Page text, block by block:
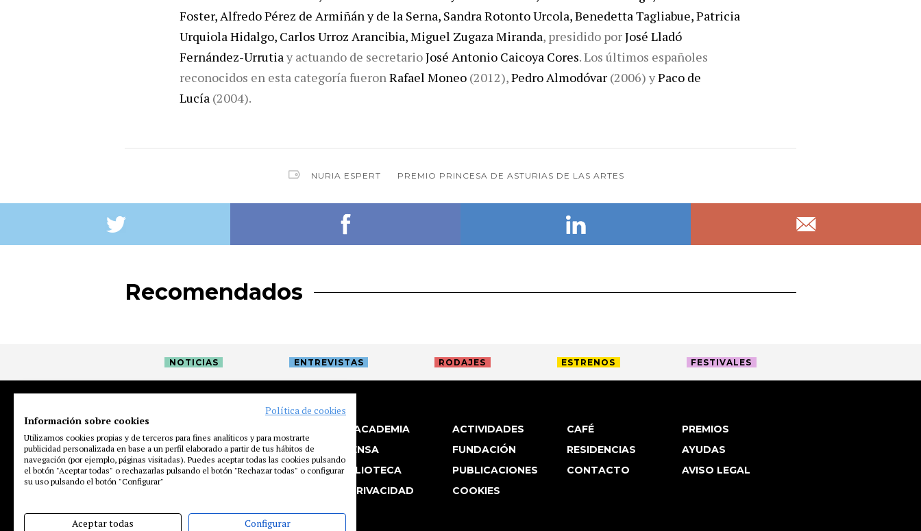
Foster, Alfredo Pérez de Armiñán y de la Serna, Sandra Rotonto Urcola, Benedetta Tagliabue, Patricia
Urquiola Hidalgo, Carlos Urroz Arancibia, Miguel Zugaza Miranda, presidido porJosé Lladó
Fernández-Urrutiay actuando de secretarioJosé Antonio Caicoya Cores. Los últimos españoles
reconocidos en esta categoría fueronRafael Moneo (2012),Pedro Almodóvar (2006) yPaco de
Lucía (2004).
NURIA ESPERT PREMIO PRINCESA DE ASTURIAS DE LAS ARTES
Recomendados
NOTICIAS ENTREVISTAS RODAJES ESTRENOS FESTIVALES
LA ACADEMIA ACTIVIDADES CAFÉ
PREMIOS
PRENSA
FUNDACIÓN RESIDENCIAS
AYUDAS
BIBLIOTECA
PUBLICACIONES CONTACTO
AVISO LEGAL
P. PRIVACIDAD
COOKIES
Política de cookies
Información sobre cookies
Utilizamos cookies propias y de terceros para fines analíticos y para mostrarte
publicidad personalizada en base a un perfil elaborado a partir de tus hábitos de
navegación (por ejemplo, páginas visitadas). Puedes aceptar todas las cookies pulsando
el botón "Aceptar todas" o rechazarlas pulsando el botón "Rechazar todas" o configurar
su uso pulsando el botón "Configurar"
Aceptar todas Configurar